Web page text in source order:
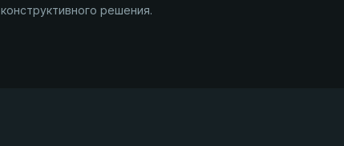
конструктивного решения.